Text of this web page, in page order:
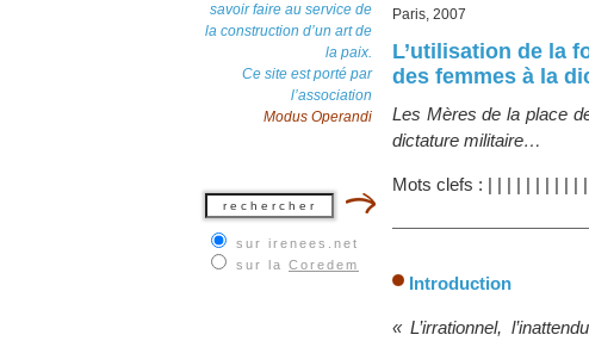
savoir faire au service de
la construction d’un art de
la paix.
Ce site est porté par
l’association
Modus Operandi
sur irenees.net
sur la Coredem
Paris, 2007
L’utilisation de la
des femmes à la
Les Mères de la place
dictature militaire…
Mots clefs : | | | | | | | | | | |
Introduction
« L’irrationnel,